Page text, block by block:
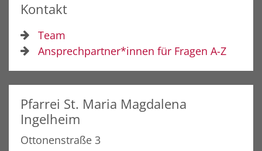
Kontakt
Team
Ansprechpartner*innen für Fragen A-Z
Pfarrei St. Maria Magdalena
Ingelheim
Ottonenstraße 3